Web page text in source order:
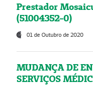
Prestador
(51004352-0)
01 de Outubro de 2020
MUDANÇA DE
SERVIÇOS